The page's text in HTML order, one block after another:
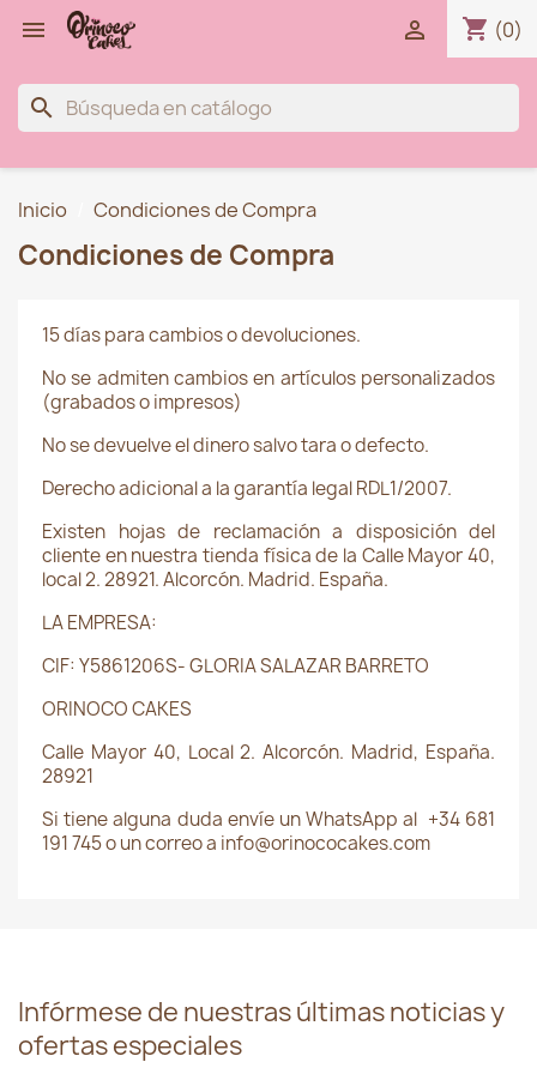
 shopping_cart (0)

search
Inicio Condiciones de Compra
Condiciones de Compra
15 días para cambios o devoluciones.
No se admiten cambios en artículos personalizados
(grabados o impresos)
No se devuelve el dinero salvo tara o defecto.
Derecho adicional a la garantía legal RDL1/2007.
Existen hojas de reclamación a disposición del
cliente en nuestra tienda física de la Calle Mayor 40,
local 2. 28921. Alcorcón. Madrid. España.
LA EMPRESA:
CIF: Y5861206S- GLORIA SALAZAR BARRETO
ORINOCO CAKES
Calle Mayor 40, Local 2. Alcorcón. Madrid, España.
28921
Si tiene alguna duda envíe un WhatsApp al +34 681
191 745 o un correo a info@orinococakes.com
Infórmese de nuestras últimas noticias y
ofertas especiales